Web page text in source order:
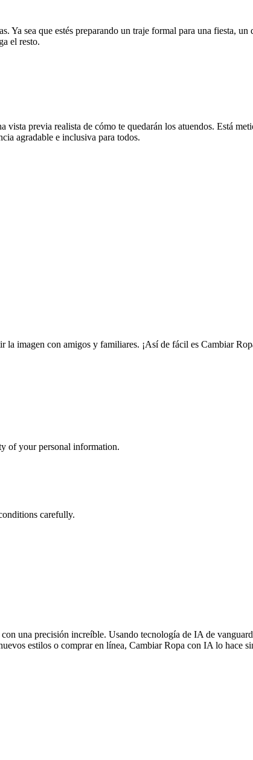
Ya sea que estés preparando un traje formal para una fiesta,
el resto.
previa realista de cómo te quedarán los atuendos. Está
agradable e inclusiva para todos.
imagen con amigos y familiares. ¡Así de fácil es Cambiar
of your personal information.
carefully.
una precisión increíble. Usando tecnología de IA de
estilos o comprar en línea, Cambiar Ropa con IA lo hace